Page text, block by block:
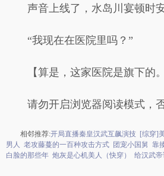
声音上线了，水岛川宴顿时
“我现在在医院里吗？”
【算是，这家医院是旗下的
请勿开启浏览器阅读模式，
相邻推荐:开局直播秦皇汉武互飙演技 [综穿]
男人 老攻藤蔓的一百种攻击方式 团宠小国舅 靠
白脸的那些年 炮灰是心机美人（快穿） 给汉武